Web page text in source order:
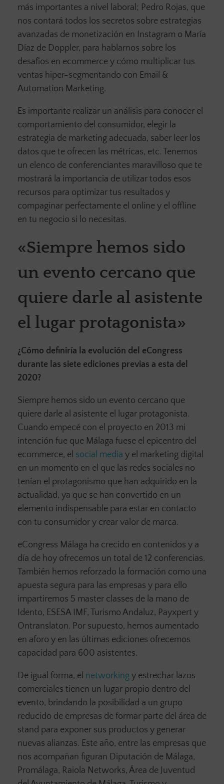
más importantes a nivel laboral; Pedro Rojas, que
nos contará todos los secretos sobre estrategias
avanzadas de monetización en Instagram o María
Díaz de Doppler, para hablarnos sobre los
desafíos en ecommerce y cómo multiplicar tus
ventas hiper-segmentando con Email &
Automation Marketing.
Es importante realizar un análisis para conocer el
comportamiento del consumidor, elegir la
estrategia de marketing adecuada, saber leer los
datos que te ofrecen las métricas, etc. Tenemos
un elenco de conferenciantes maravilloso que te
mostrará la importancia de utilizar todos esos
recursos para optimizar tus resultados y
compaginar perfectamente el online y el offline
en tu negocio si lo necesitas.
«Siempre hemos sido
un evento cercano que
quiere darle al asistente
el lugar protagonista»
¿Cómo definiría la evolución del eCongress
durante las siete ediciones previas a esta del
2020?
Siempre hemos sido un evento cercano que
quiere darle al asistente el lugar protagonista.
Cuando empecé con el proyecto en 2013 mi
intención fue que Málaga fuese el epicentro del
ecommerce, el social media y el marketing digital
en un momento en el que las redes sociales no
tenían el protagonismo que han adquirido en la
actualidad, ya que se han convertido en un
elemento indispensable para estar en contacto
con tu consumidor y crear valor de marca.
eCongress Málaga ha crecido en contenidos y a
día de hoy ofrecemos un total de 12 conferencias.
También hemos reforzado la formación como una
apuesta segura para las empresas y para ello
impartiremos 5 master classes de la mano de
Idento, ESESA IMF, Turismo Andaluz, Payxpert y
Ontranslaton. Por supuesto, hemos aumentado
en aforo y en las últimas ediciones ofrecemos
capacidad para 600 asistentes.
De igual forma, el networking y estrechar lazos
comerciales tienen un lugar propio dentro del
evento, brindando la posibilidad a un grupo
reducido de empresas de formar parte del área de
stand para exponer sus productos y generar
nuevas alianzas. Este año, entre las empresas que
nos acompañan figuran Diputación de Málaga,
Promálaga, Raiola Networks, Área de Juventud